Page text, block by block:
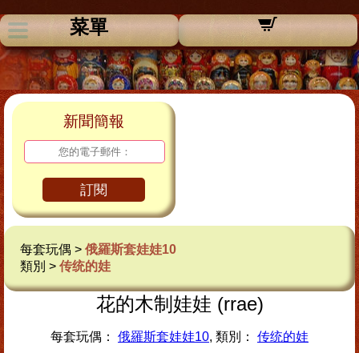
菜單
新聞簡報
訂閱
每套玩偶 > 俄羅斯套娃娃10
類別 > 传统的娃
花的木制娃娃 (rrae)
每套玩偶： 俄羅斯套娃娃10, 類別： 传统的娃